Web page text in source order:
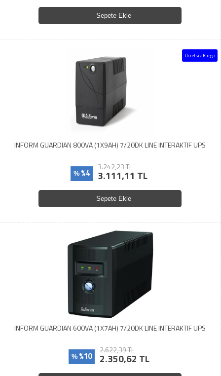
Sepete Ekle
Ücretsiz Kargo
INFORM GUARDIAN 800VA (1X9AH) 7/20DK LINE INTERAKTIF UPS
% %4
3.242,23 TL
3.111,11 TL
Sepete Ekle
INFORM GUARDIAN 600VA (1X7AH) 7/20DK LINE INTERAKTIF UPS
% %10
2.622,39 TL
2.350,62 TL